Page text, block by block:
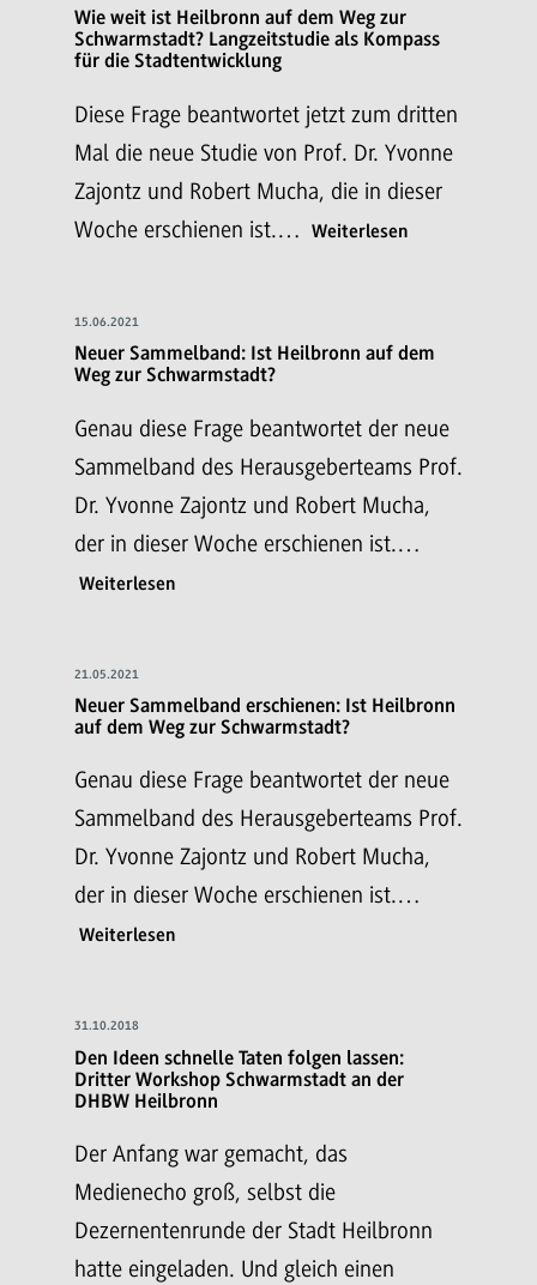
Wie weit ist Heilbronn auf dem Weg zur
Schwarmstadt? Langzeitstudie als Kompass
für die Stadtentwicklung
Diese Frage beantwortet jetzt zum dritten
Mal die neue Studie von Prof. Dr. Yvonne
Zajontz und Robert Mucha, die in dieser
Woche erschienen ist.…
Weiterlesen
15.06.2021
Neuer Sammelband: Ist Heilbronn auf dem
Weg zur Schwarmstadt?
Genau diese Frage beantwortet der neue
Sammelband des Herausgeberteams Prof.
Dr. Yvonne Zajontz und Robert Mucha,
der in dieser Woche erschienen ist.…
Weiterlesen
21.05.2021
Neuer Sammelband erschienen: Ist Heilbronn
auf dem Weg zur Schwarmstadt?
Genau diese Frage beantwortet der neue
Sammelband des Herausgeberteams Prof.
Dr. Yvonne Zajontz und Robert Mucha,
der in dieser Woche erschienen ist.…
Weiterlesen
31.10.2018
Den Ideen schnelle Taten folgen lassen:
Dritter Workshop Schwarmstadt an der
DHBW Heilbronn
Der Anfang war gemacht, das
Medienecho groß, selbst die
Dezernentenrunde der Stadt Heilbronn
hatte eingeladen. Und gleich einen